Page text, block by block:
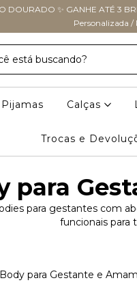
DOURADO ✨ GANHE ATÉ 3
Personalizada /
Pijamas Calças
Trocas e
para
para gestantes com
funcionais para
Body para Gestante e